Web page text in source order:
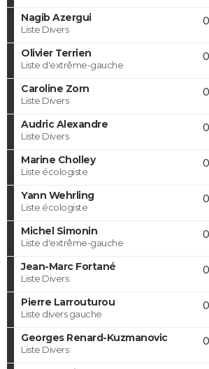
Nagib Azergui
Liste Divers
Olivier Terrien
Liste d'extrême-gauche
Caroline Zorn
Liste Divers
Audric Alexandre
Liste Divers
Marine Cholley
Liste écologiste
Yann Wehrling
Liste écologiste
Michel Simonin
Liste d'extrême-gauche
Jean-Marc Fortané
Liste Divers
Pierre Larrouturou
Liste divers gauche
Georges Renard-Kuzmanovic
Liste Divers